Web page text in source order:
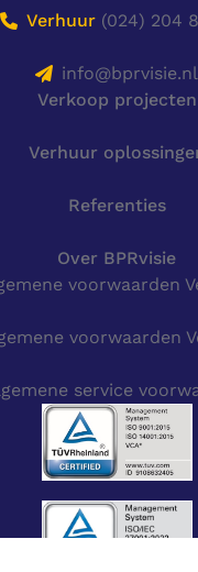
Verhuur (024) 204
info@bprvisie.nl
Verkoop projecten
Verhuur
Referenties
Over BPRvisie
voorwaarden
voorwaarden
service